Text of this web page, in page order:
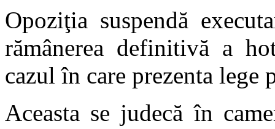
Opoziţia suspendă
rămânerea definitivă a
cazul în care prezenta lege
Aceasta se judecă în